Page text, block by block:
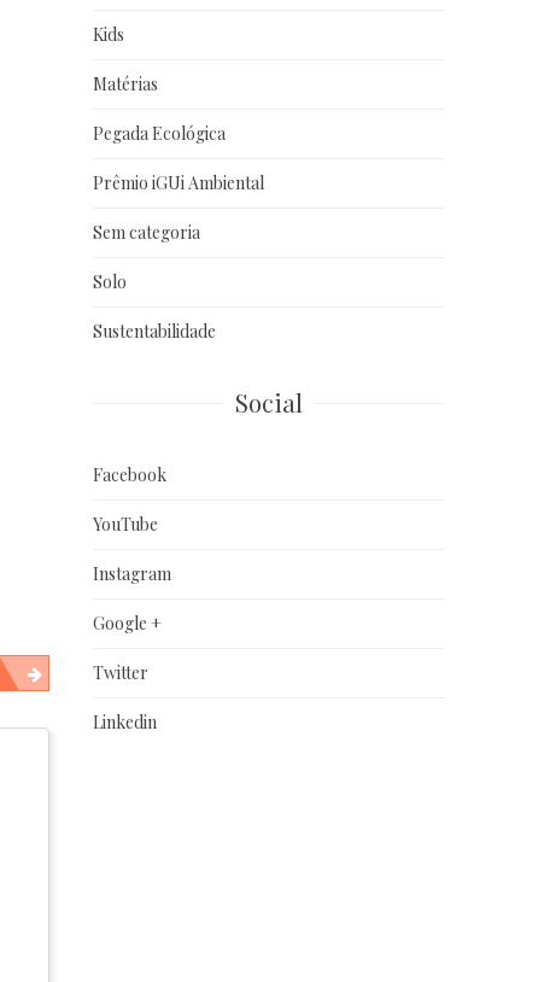
Kids
Matérias
Pegada Ecológica
Prêmio iGUi Ambiental
Sem categoria
Solo
Sustentabilidade
Social
Facebook
YouTube
Instagram
Google +
Twitter
Linkedin